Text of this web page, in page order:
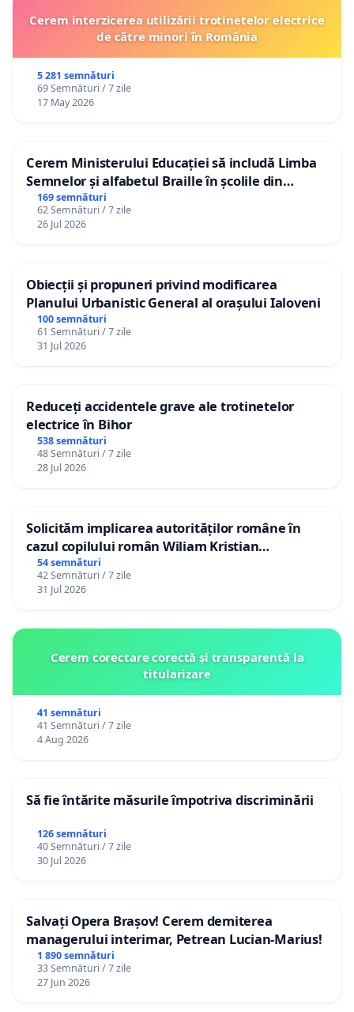
Cerem interzicerea utilizării trotinetelor electrice
de către minori în România
5 281 semnături
69 Semnături / 7 zile
17 May 2026
Cerem Ministerului Educației să includă Limba
Semnelor și alfabetul Braille în școlile din
Republica Moldova!
169 semnături
62 Semnături / 7 zile
26 Jul 2026
Obiecții și propuneri privind modificarea
Planului Urbanistic General al orașului Ialoveni
100 semnături
61 Semnături / 7 zile
31 Jul 2026
Reduceți accidentele grave ale trotinetelor
electrice în Bihor
538 semnături
48 Semnături / 7 zile
28 Jul 2026
Solicităm implicarea autorităților române în
cazul copilului român Wiliam Kristian
Gheorghe, aflat în plasament în Danemarca de
12 ani
54 semnături
42 Semnături / 7 zile
31 Jul 2026
Cerem corectare corectă și transparentă la
titularizare
41 semnături
41 Semnături / 7 zile
4 Aug 2026
Să fie întărite măsurile împotriva discriminării
126 semnături
40 Semnături / 7 zile
30 Jul 2026
Salvați Opera Brașov! Cerem demiterea
managerului interimar, Petrean Lucian-Marius!
1 890 semnături
33 Semnături / 7 zile
27 Jun 2026